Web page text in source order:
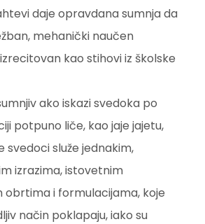
daje opravdana sumnja da
mehanički naučen
kao stihovi iz školske
ako iskazi svedoka po
potpuno liče, kao jaje jajetu,
svedoci služe jednakim,
izrazima, istovetnim
obrtima i formulacijama, koje
način poklapaju, iako su